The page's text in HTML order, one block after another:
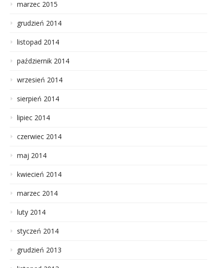
marzec 2015
grudzień 2014
listopad 2014
październik 2014
wrzesień 2014
sierpień 2014
lipiec 2014
czerwiec 2014
maj 2014
kwiecień 2014
marzec 2014
luty 2014
styczeń 2014
grudzień 2013